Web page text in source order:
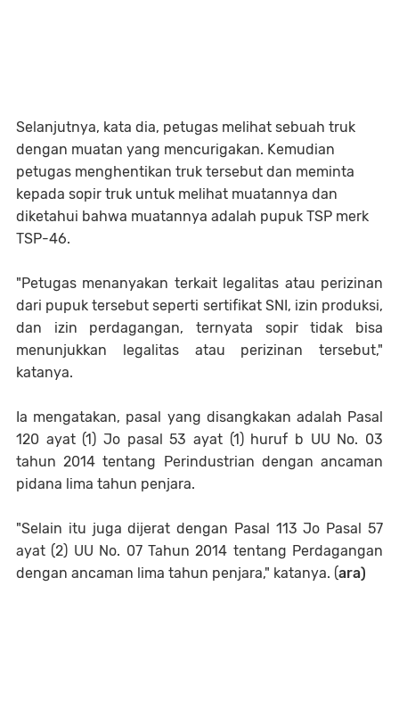
Selanjutnya, kata dia, petugas melihat sebuah truk
dengan muatan yang mencurigakan. Kemudian
petugas menghentikan truk tersebut dan meminta
kepada sopir truk untuk melihat muatannya dan
diketahui bahwa muatannya adalah pupuk TSP merk
TSP-46.
"Petugas menanyakan terkait legalitas atau perizinan
dari pupuk tersebut seperti sertifikat SNI, izin produksi,
dan izin perdagangan, ternyata sopir tidak bisa
menunjukkan legalitas atau perizinan tersebut,"
katanya.
Ia mengatakan, pasal yang disangkakan adalah Pasal
120 ayat (1) Jo pasal 53 ayat (1) huruf b UU No. 03
tahun 2014 tentang Perindustrian dengan ancaman
pidana lima tahun penjara.
"Selain itu juga dijerat dengan Pasal 113 Jo Pasal 57
ayat (2) UU No. 07 Tahun 2014 tentang Perdagangan
dengan ancaman lima tahun penjara," katanya. (ara)